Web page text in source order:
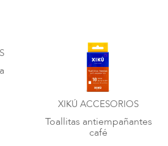
XIKÚ ACCESORIOS
Toallitas antiempañantes
café